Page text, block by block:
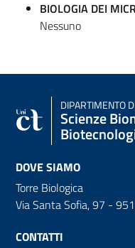
BIOLOGIA DEI
Nessuno
DIPARTIMENTO
Scienze
DOVE SIAMO
Torre Biologica
Via Santa Sofia, 97 -
CONTATTI